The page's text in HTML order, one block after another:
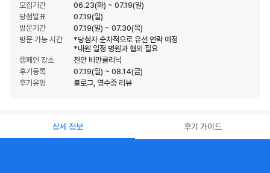
모집기간
06.23(화) ~ 07.19(일)
당첨발표
07.19(일)
방문기간
07.19(일) ~ 07.30(목)
방문 가능 시간
*당첨자 순차적으로 유선 연락 예정
*내원 일정 병원과 협의 필요
캠페인 장소
천안 비만클리닉
후기등록
07.19(일) ~ 08.14(금)
후기유형
블로그, 영수증 리뷰
상세 정보 후기 가이드